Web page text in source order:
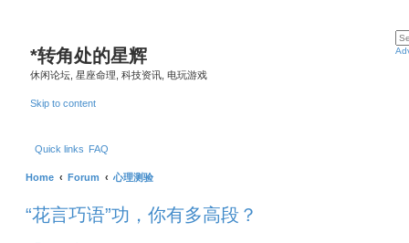
*转角处的星辉
休闲论坛, 星座命理, 科技资讯, 电玩游戏
Skip to content
Quick links FAQ
Home Forum 心理测验
“花言巧语”功，你有多高段？